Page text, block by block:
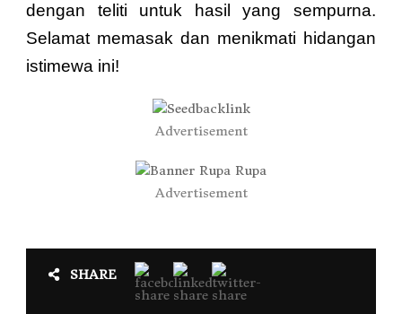
dengan teliti untuk hasil yang sempurna.
Selamat memasak dan menikmati hidangan
istimewa ini!
Advertisement
Advertisement
SHARE